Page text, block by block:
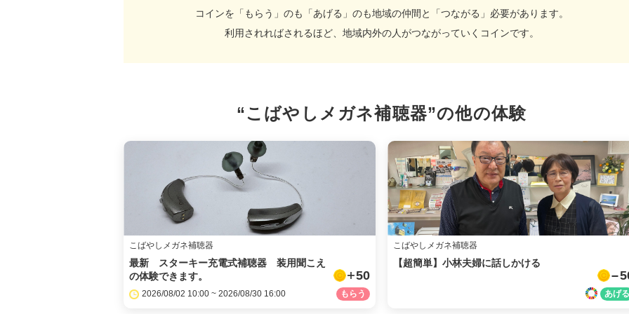
LINE
メール
URLをコピー
コインを「もらう」のも「あげる」のも地域の仲間と「つながる」必要があります。
利用されればされるほど、地域内外の人がつながっていくコインです。
“こばやしメガネ補聴器”の他の体験
こばやしメガネ補聴器
最新 スターキー充電式補聴器 装用聞こえ
の体験できます。
50
2026/08/02 10:00 ~ 2026/08/30 16:00
こばやしメガネ補聴器
【超簡単】小林夫婦に話しかける